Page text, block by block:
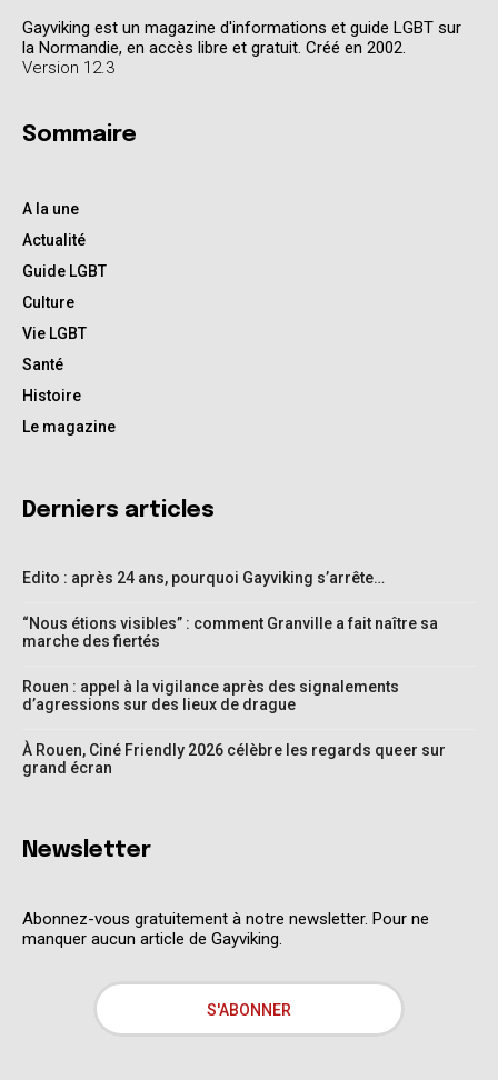
Gayviking est un magazine d'informations et guide LGBT sur
la Normandie, en accès libre et gratuit. Créé en 2002.
Version 12.3
Sommaire
A la une
Actualité
Guide LGBT
Culture
Vie LGBT
Santé
Histoire
Le magazine
Derniers articles
Edito : après 24 ans, pourquoi Gayviking s’arrête…
“Nous étions visibles” : comment Granville a fait naître sa
marche des fiertés
Rouen : appel à la vigilance après des signalements
d’agressions sur des lieux de drague
À Rouen, Ciné Friendly 2026 célèbre les regards queer sur
grand écran
Newsletter
Abonnez-vous gratuitement à notre newsletter. Pour ne
manquer aucun article de Gayviking.
S'ABONNER